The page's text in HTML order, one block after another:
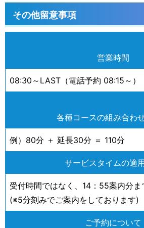
その他留意事項
営業時間
08:30～LAST（電話予約 08:15～）
各種コースの組み合わ
例）80分 ＋ 延長30分 ＝ 110分
サービスタイムの適
受付時間ではなく、14：55案内分ま
(※5分刻みでご案内をしております)
ご予約について